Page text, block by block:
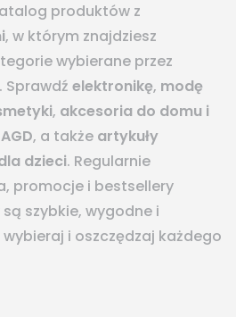
produktów z
, w którym znajdziesz
wybierane przez
Sprawdź elektronikę, modę
, akcesoria do domu i
, a także artykuły
dzieci. Regularnie
promocje i bestsellery
szybkie, wygodne i
wybieraj i oszczędzaj każdego